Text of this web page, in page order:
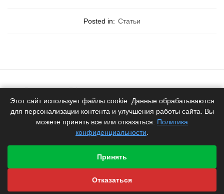
Posted in: Статьи
Доставка по РФ
Белоруское качество
Продукция
от производителя
Гарантия
Этот сайт использует файлы cookie. Данные обрабатываются
для персонализации контента и улучшения работы сайта. Вы
можете принять все или отказаться. Политика
конфиденциальности
Принять
Отказаться